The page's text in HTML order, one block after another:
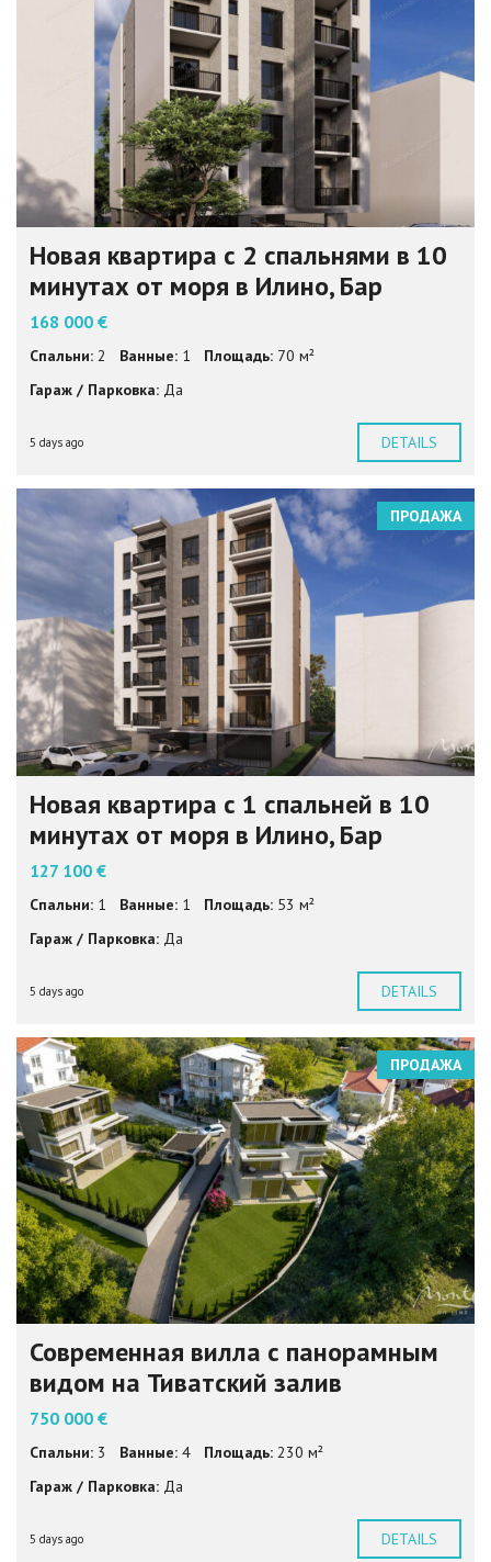
Новая квартира с 2 спальнями в 10
минутах от моря в Илино, Бар
168 000 €
Спальни: 2 Ванные: 1 Площадь: 70 м²
Гараж / Парковка: Да
5 days ago DETAILS
ПРОДАЖА
Новая квартира с 1 спальней в 10
минутах от моря в Илино, Бар
127 100 €
Спальни: 1 Ванные: 1 Площадь: 53 м²
Гараж / Парковка: Да
5 days ago DETAILS
ПРОДАЖА
Современная вилла с панорамным
видом на Тиватский залив
750 000 €
Спальни: 3 Ванные: 4 Площадь: 230 м²
Гараж / Парковка: Да
5 days ago DETAILS